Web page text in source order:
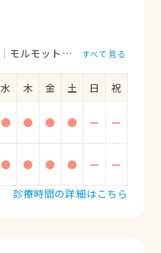
モルモット フェレット
すべて見る
水 木 金 土 日
祝
● ● ● ● ー ー
● ● ● ● ー
ー
診療時間の詳細はこちら